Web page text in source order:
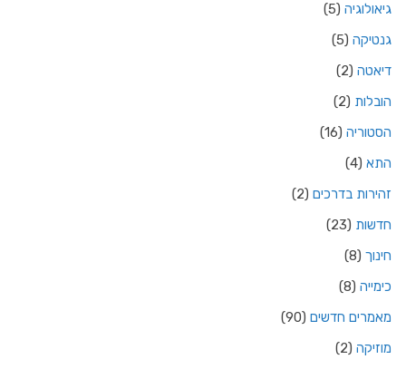
גיאולוגיה (5)
גנטיקה (5)
דיאטה (2)
הובלות (2)
הסטוריה (16)
התא (4)
זהירות בדרכים (2)
חדשות (23)
חינוך (8)
כימייה (8)
מאמרים חדשים (90)
מוזיקה (2)